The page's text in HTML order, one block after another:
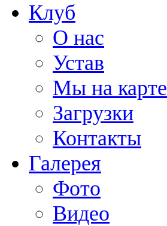
Клуб
О нас
Устав
Мы на карте
Загрузки
Контакты
Галерея
Фото
Видео